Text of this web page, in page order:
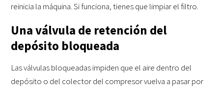
reinicia la máquina. Si funciona, tienes que limpiar el filtro.
Una válvula de retención del
depósito bloqueada
Las válvulas bloqueadas impiden que el aire dentro del
depósito o del colector del compresor vuelva a pasar por